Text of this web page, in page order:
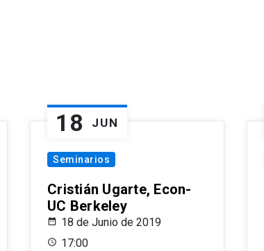
18 JUN
Seminarios
Cristián Ugarte, Econ-
UC Berkeley
18 de Junio de 2019
17:00